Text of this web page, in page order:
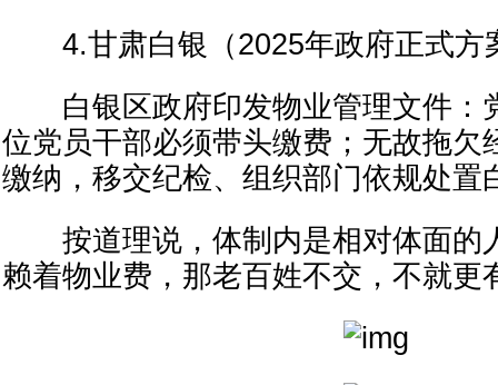
4.甘肃白银（2025年政府正式方
白银区政府印发物业管理文件：
位党员干部必须带头缴费；无故拖欠
缴纳，移交纪检、组织部门依规处置
按道理说，体制内是相对体面的
赖着物业费，那老百姓不交，不就更